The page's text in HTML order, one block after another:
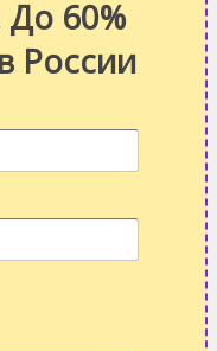
До 60%
России